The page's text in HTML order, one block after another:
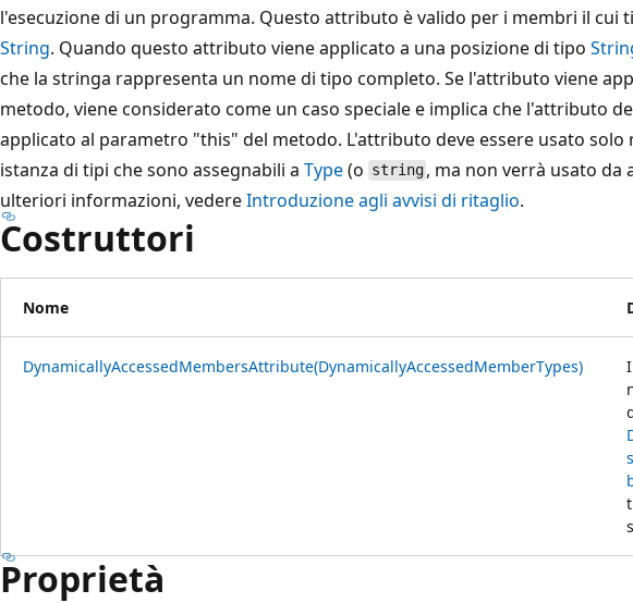
l'esecuzione di un programma. Questo attributo è valido per i membri il cui
String. Quando questo attributo viene applicato a una posizione di tipo
che la stringa rappresenta un nome di tipo completo. Se l'attributo viene
metodo, viene considerato come un caso speciale e implica che l'attributo
applicato al parametro "this" del metodo. L'attributo deve essere usato solo
istanza di tipi che sono assegnabili a Type(o string , ma non verrà usato da
ulteriori informazioni, vedereIntroduzione agli avvisi di ritaglio.
Costruttori
Nome
DynamicallyAccessedMembersAttribute(DynamicallyAccessedMemberTypes)
Proprietà